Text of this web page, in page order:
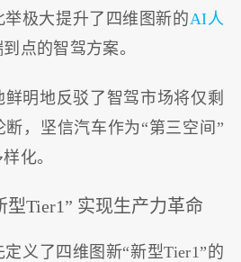
举极大提升了四维图新的AI人
点的智驾方案。
明地反驳了智驾市场将仅剩
，坚信汽车作为“第三空间”
化。
Tier1” 实现生产力革命
义了四维图新“新型Tier1”的